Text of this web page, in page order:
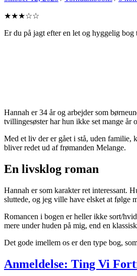
★★★☆☆
Er du på jagt efter en let og hyggelig bog
Hannah er 34 år og arbejder som
tvillingesøster har hun ikke set mange år
Med et liv der er gået i stå, uden familie,
bliver redet ud af frømanden Melange.
En livsklog roman
Hannah er som karakter ret interessant.
sluttede, og jeg ville have elsket at følge
Romancen i bogen er heller ikke sort/
mere under huden på mig, end en
Det gode imellem os er den type bog,
Anmeldelse: Ting Vi